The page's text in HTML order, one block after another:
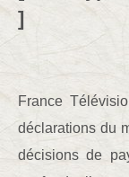
]
France
déclarations du
décisions de